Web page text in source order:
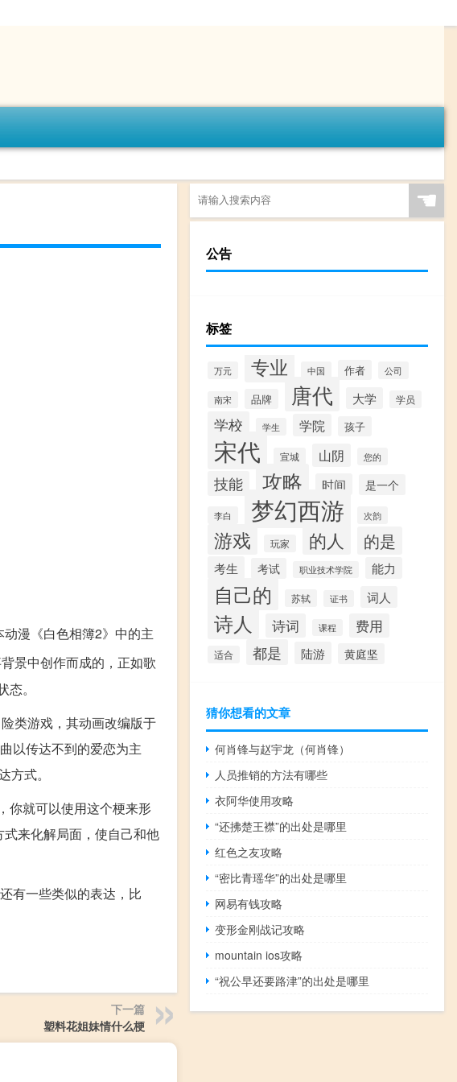
漫《白色相簿2》中的主
景中创作而成的，正如歌
。
类游戏，其动画改编版于
以传达不到的爱恋为主
式。
你就可以使用这个梗来形
来化解局面，使自己和他
有一些类似的表达，比
下一篇
塑料花姐妹情什么梗
☚
公告
标签
万元 专业 中国 作者 公司
南宋 品牌 唐代 大学 学员
学校 学生 学院 孩子
宋代 宣城 山阴 您的
技能 攻略 时间 是一个
李白 梦幻西游 次韵
游戏 玩家 的人 的是
考生 考试 职业技术学院 能力
自己的 苏轼 证书 词人
诗人 诗词 课程 费用
适合 都是 陆游 黄庭坚
猜你想看的文章
何肖锋与赵宇龙（何肖锋）
人员推销的方法有哪些
衣阿华使用攻略
“还拂楚王襟”的出处是哪里
红色之友攻略
“密比青瑶华”的出处是哪里
网易有钱攻略
变形金刚战记攻略
mountain ios攻略
“祝公早还要路津”的出处是哪里